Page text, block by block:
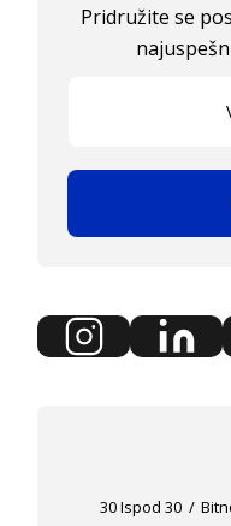
Pridružite se
30 Ispod 30